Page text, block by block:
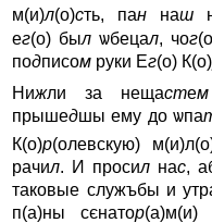
м(и)л(о)сть, пан наш
ег(о) был ѡбецал, чог
подписом руки Ег(о) К(о)
Нижли за нещастем
прышедшы ему до ѡпа
К(о)р(олевскую)
рачил. И просилнас,
таковые служъбы и
п(а)ны сєнатор(а)м(и)